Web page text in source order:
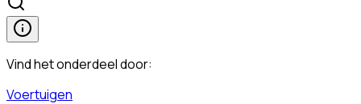
Vind het onderdeel door:
Voertuigen